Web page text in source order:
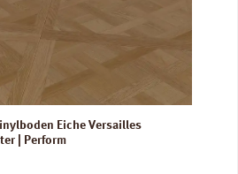
Eiche Versailles
| Perform